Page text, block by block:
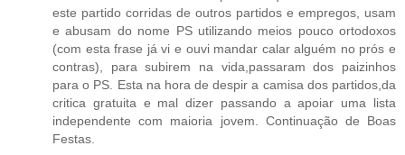
este partido corridas de outros partidos e empregos, usam
e abusam do nome PS utilizando meios pouco ortodoxos
(com esta frase já vi e ouvi mandar calar alguém no prós e
contras), para subirem na vida,passaram dos paizinhos
para o PS. Esta na hora de despir a camisa dos partidos,da
critica gratuita e mal dizer passando a apoiar uma lista
independente com maioria jovem. Continuação de Boas
Festas.